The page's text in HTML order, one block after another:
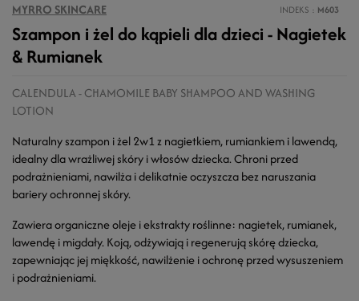
MYRRO SKINCARE INDEKS M603
Szampon i żel do kąpieli dla dzieci - Nagietek
& Rumianek
CALENDULA - CHAMOMILE BABY SHAMPOO AND WASHING
LOTION
Naturalny szampon i żel 2w1 z nagietkiem, rumiankiem i lawendą,
idealny dla wrażliwej skóry i włosów dziecka. Chroni przed
podrażnieniami, nawilża i delikatnie oczyszcza bez naruszania
bariery ochronnej skóry.
Zawiera organiczne oleje i ekstrakty roślinne: nagietek, rumianek,
lawendę i migdały. Koją, odżywiają i regenerują skórę dziecka,
zapewniając jej miękkość, nawilżenie i ochronę przed wysuszeniem
i podrażnieniami.